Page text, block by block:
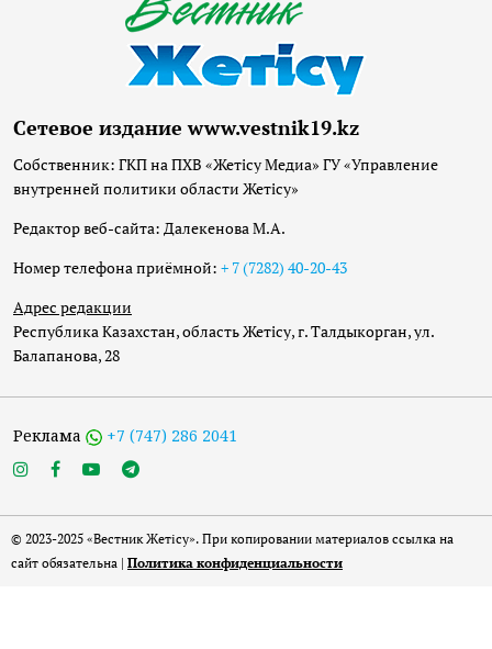
Сетевое издание www.vestnik19.kz
Собственник: ГКП на ПХВ «Жетісу Медиа» ГУ «Управление
внутренней политики области Жетісу»
Редактор веб-сайта: Далекенова М.А.
Номер телефона приёмной: + 7 (7282) 40-20-43
Адрес редакции
Республика Казахстан, область Жетісу, г. Талдыкорган, ул.
Балапанова, 28
Реклама +7 (747) 286 2041
© 2023-2025 «Вестник Жетісу». При копировании материалов ссылка на
сайт обязательна | Политика конфиденциальности